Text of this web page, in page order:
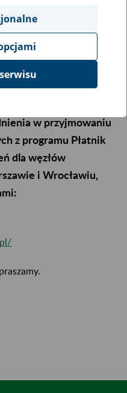
przyczyn technicznych
w przyjmowaniu
z programu Płatnik
dla węzłów
i Wrocławiu,